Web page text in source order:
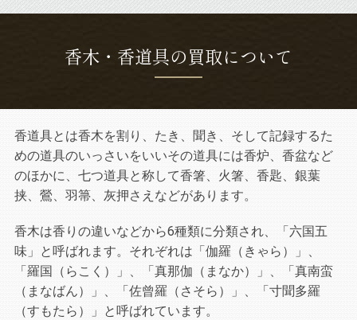
香木・香道具の買取について
香道具とは香木を割り、たき、聞き、そして記録するた
めの道具のいっさいをいいその道具には香炉、香盆など
のほかに、七つ道具と称して香箸、火箸、香匙、銀葉
挟、鶯、羽箒、灰押さえなどがあります。
香木は香りの違いなどから6種類に分類され、「六国五
味」と呼ばれます。それぞれは「伽羅（きゃら）」、
「羅国（らこく）」、「真那伽（まなか）」、「真南蛮
（まなばん）」、「佐曾羅（さそら）」、「寸聞多羅
（すもたら）」と呼ばれています。